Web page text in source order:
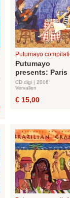
Putumayo
Putumayo
presents: Paris
CD digi | 2006
Vervallen
€ 15,00